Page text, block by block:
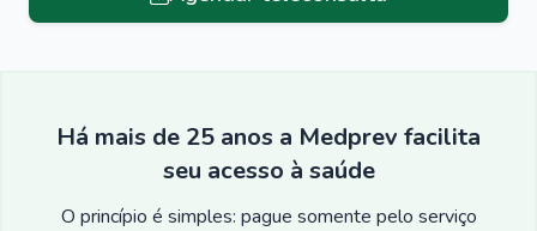
Há mais de 25 anos a Medprev facilita
seu acesso à saúde
O princípio é simples: pague somente pelo serviço